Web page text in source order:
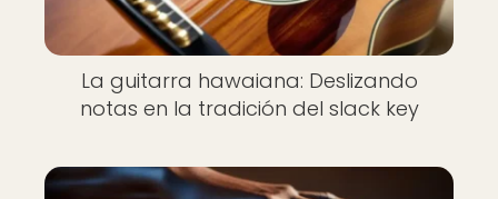
La guitarra hawaiana: Deslizando
notas en la tradición del slack key